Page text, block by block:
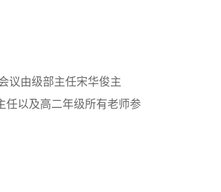
议由级部主任宋华俊主
任以及高二年级所有老师参